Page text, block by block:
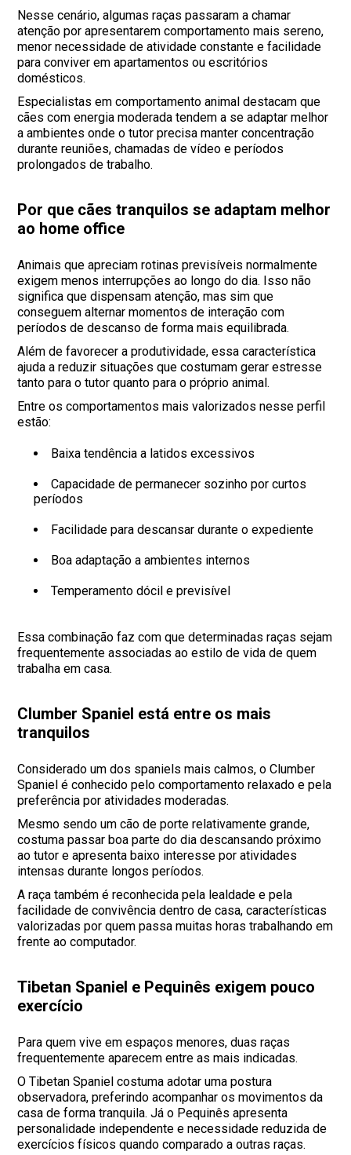
Nesse cenário, algumas raças passaram a chamar
atenção por apresentarem comportamento mais sereno,
menor necessidade de atividade constante e facilidade
para conviver em apartamentos ou escritórios
domésticos.
Especialistas em comportamento animal destacam que
cães com energia moderada tendem a se adaptar melhor
a ambientes onde o tutor precisa manter concentração
durante reuniões, chamadas de vídeo e períodos
prolongados de trabalho.
Por que cães tranquilos se adaptam melhor
ao home office
Animais que apreciam rotinas previsíveis normalmente
exigem menos interrupções ao longo do dia. Isso não
significa que dispensam atenção, mas sim que
conseguem alternar momentos de interação com
períodos de descanso de forma mais equilibrada.
Além de favorecer a produtividade, essa característica
ajuda a reduzir situações que costumam gerar estresse
tanto para o tutor quanto para o próprio animal.
Entre os comportamentos mais valorizados nesse perfil
estão:
Baixa tendência a latidos excessivos
Capacidade de permanecer sozinho por curtos
períodos
Facilidade para descansar durante o expediente
Boa adaptação a ambientes internos
Temperamento dócil e previsível
Essa combinação faz com que determinadas raças sejam
frequentemente associadas ao estilo de vida de quem
trabalha em casa.
Clumber Spaniel está entre os mais
tranquilos
Considerado um dos spaniels mais calmos, o Clumber
Spaniel é conhecido pelo comportamento relaxado e pela
preferência por atividades moderadas.
Mesmo sendo um cão de porte relativamente grande,
costuma passar boa parte do dia descansando próximo
ao tutor e apresenta baixo interesse por atividades
intensas durante longos períodos.
A raça também é reconhecida pela lealdade e pela
facilidade de convivência dentro de casa, características
valorizadas por quem passa muitas horas trabalhando em
frente ao computador.
Tibetan Spaniel e Pequinês exigem pouco
exercício
Para quem vive em espaços menores, duas raças
frequentemente aparecem entre as mais indicadas.
O Tibetan Spaniel costuma adotar uma postura
observadora, preferindo acompanhar os movimentos da
casa de forma tranquila. Já o Pequinês apresenta
personalidade independente e necessidade reduzida de
exercícios físicos quando comparado a outras raças.